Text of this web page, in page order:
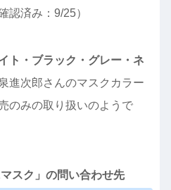
認済み：9/25）
ト・ブラック・グレー・ネ
進次郎さんのマスクカラー
のみの取り扱いのようで
スク」の問い合わせ先